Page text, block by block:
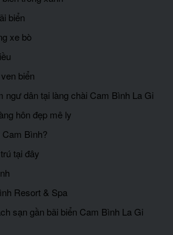
biển
xe bò
biển
ngư dân tại làng chài Cam Bình La Gi
hôn đẹp mê ly
Bình?
tại đây
Resort & Spa
sạn gần bãi biển Cam Bình La Gi